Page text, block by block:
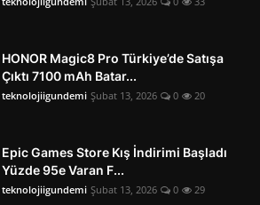
HONOR Magic8 Pro Türkiye’de Satışa
Çıktı 7100 mAh Batar...
teknolojiigundemi Şubat 13, 2026 0 20
Epic Games Store Kış İndirimi Başladı
Yüzde 95e Varan F...
teknolojiigundemi Şubat 13, 2026 0 29